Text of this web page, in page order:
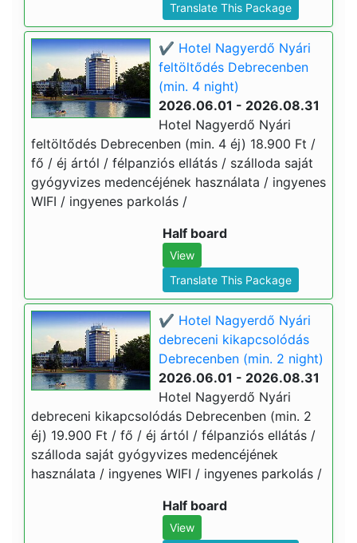
Translate This Package
✔️ Hotel Nagyerdő Nyári
feltöltődés Debrecenben
(min. 4 night)
2026.06.01 - 2026.08.31
Hotel Nagyerdő Nyári
feltöltődés Debrecenben (min. 4 éj) 18.900 Ft /
fő / éj ártól / félpanziós ellátás / szálloda saját
gyógyvizes medencéjének használata / ingyenes
WIFI / ingyenes parkolás /
Half board
View
Translate This Package
✔️ Hotel Nagyerdő Nyári
debreceni kikapcsolódás
Debrecenben (min. 2 night)
2026.06.01 - 2026.08.31
Hotel Nagyerdő Nyári
debreceni kikapcsolódás Debrecenben (min. 2
éj) 19.900 Ft / fő / éj ártól / félpanziós ellátás /
szálloda saját gyógyvizes medencéjének
használata / ingyenes WIFI / ingyenes parkolás /
Half board
View